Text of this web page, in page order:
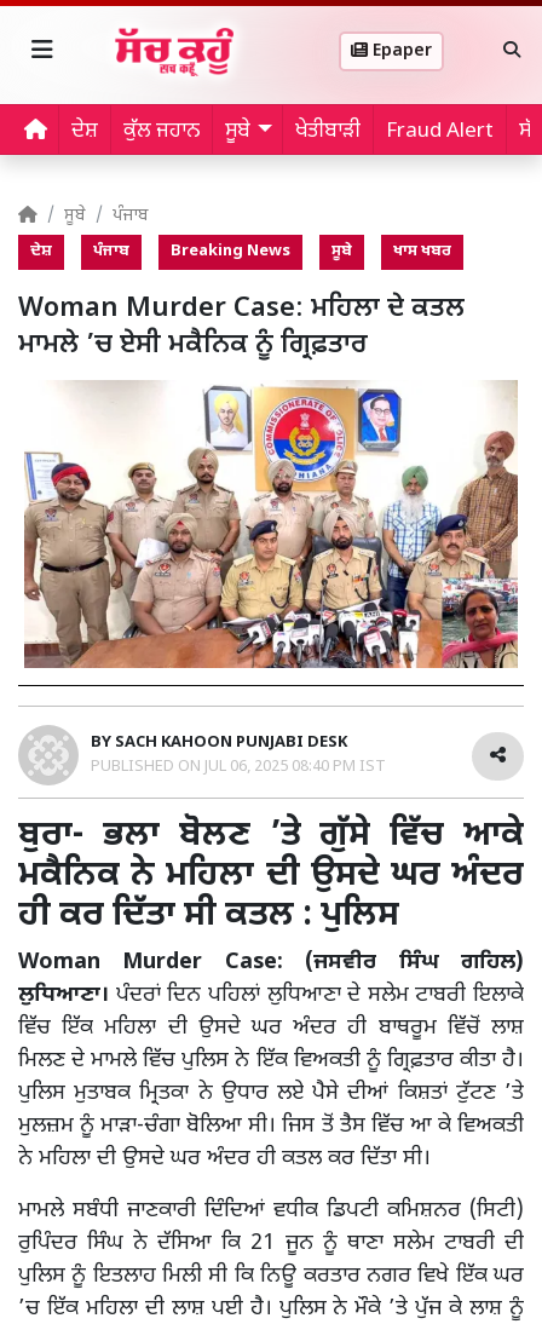
Epaper
ਦੇਸ਼ ਕੁੱਲ ਜਹਾਨ ਸੂਬੇ ਖੇਤੀਬਾੜੀ Fraud Alert
ਸੂਬੇ ਪੰਜਾਬ
ਦੇਸ਼ ਪੰਜਾਬ Breaking News ਸੂਬੇ ਖਾਸ ਖਬਰ
Woman Murder Case: ਮਹਿਲਾ ਦੇ ਕਤਲ
ਮਾਮਲੇ ’ਚ ਏਸੀ ਮਕੈਨਿਕ ਨੂੰ ਗ੍ਰਿਫ਼ਤਾਰ
BY SACH KAHOON PUNJABI DESK
PUBLISHED ON JUL 06, 2025 08:40 PM IST
ਬੁਰਾ- ਭਲਾ ਬੋਲਣ ’ਤੇ ਗੁੱਸੇ ਵਿੱਚ ਆਕੇ
ਮਕੈਨਿਕ ਨੇ ਮਹਿਲਾ ਦੀ ਉਸਦੇ ਘਰ ਅੰਦਰ
ਹੀ ਕਰ ਦਿੱਤਾ ਸੀ ਕਤਲ : ਪੁਲਿਸ
Woman Murder Case: (ਜਸਵੀਰ ਸਿੰਘ ਗਹਿਲ)
ਲੁਧਿਆਣਾ। ਪੰਦਰਾਂ ਦਿਨ ਪਹਿਲਾਂ ਲੁਧਿਆਣਾ ਦੇ ਸਲੇਮ ਟਾਬਰੀ ਇਲਾਕੇ
ਵਿੱਚ ਇੱਕ ਮਹਿਲਾ ਦੀ ਉਸਦੇ ਘਰ ਅੰਦਰ ਹੀ ਬਾਥਰੂਮ ਵਿੱਚੋਂ ਲਾਸ਼
ਮਿਲਣ ਦੇ ਮਾਮਲੇ ਵਿੱਚ ਪੁਲਿਸ ਨੇ ਇੱਕ ਵਿਅਕਤੀ ਨੂੰ ਗ੍ਰਿਫ਼ਤਾਰ ਕੀਤਾ ਹੈ।
ਪੁਲਿਸ ਮੁਤਾਬਕ ਮ੍ਰਿਤਕਾ ਨੇ ਉਧਾਰ ਲਏ ਪੈਸੇ ਦੀਆਂ ਕਿਸ਼ਤਾਂ ਟੁੱਟਣ ’ਤੇ
ਮੁਲਜ਼ਮ ਨੂੰ ਮਾੜਾ-ਚੰਗਾ ਬੋਲਿਆ ਸੀ। ਜਿਸ ਤੋਂ ਤੈਸ ਵਿੱਚ ਆ ਕੇ ਵਿਅਕਤੀ
ਨੇ ਮਹਿਲਾ ਦੀ ਉਸਦੇ ਘਰ ਅੰਦਰ ਹੀ ਕਤਲ ਕਰ ਦਿੱਤਾ ਸੀ।
ਮਾਮਲੇ ਸਬੰਧੀ ਜਾਣਕਾਰੀ ਦਿੰਦਿਆਂ ਵਧੀਕ ਡਿਪਟੀ ਕਮਿਸ਼ਨਰ (ਸਿਟੀ)
ਰੁਪਿੰਦਰ ਸਿੰਘ ਨੇ ਦੱਸਿਆ ਕਿ 21 ਜੂਨ ਨੂੰ ਥਾਣਾ ਸਲੇਮ ਟਾਬਰੀ ਦੀ
ਪੁਲਿਸ ਨੂੰ ਇਤਲਾਹ ਮਿਲੀ ਸੀ ਕਿ ਨਿਊ ਕਰਤਾਰ ਨਗਰ ਵਿਖੇ ਇੱਕ ਘਰ
’ਚ ਇੱਕ ਮਹਿਲਾ ਦੀ ਲਾਸ਼ ਪਈ ਹੈ। ਪੁਲਿਸ ਨੇ ਮੌਕੇ ’ਤੇ ਪੁੱਜ ਕੇ ਲਾਸ਼ ਨੂੰ